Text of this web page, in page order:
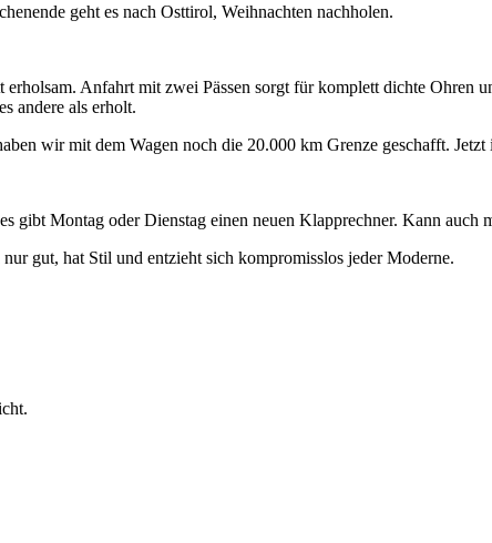
geht es nach Osttirol, Weihnachten nachholen.
Anfahrt mit zwei Pässen sorgt für komplett dichte Ohren
andere als erholt.
wir mit dem Wagen noch die 20.000 km Grenze geschafft. Jetzt
Montag oder Dienstag einen neuen Klapprechner. Kann auch
gut, hat Stil und entzieht sich kompromisslos jeder Moderne.